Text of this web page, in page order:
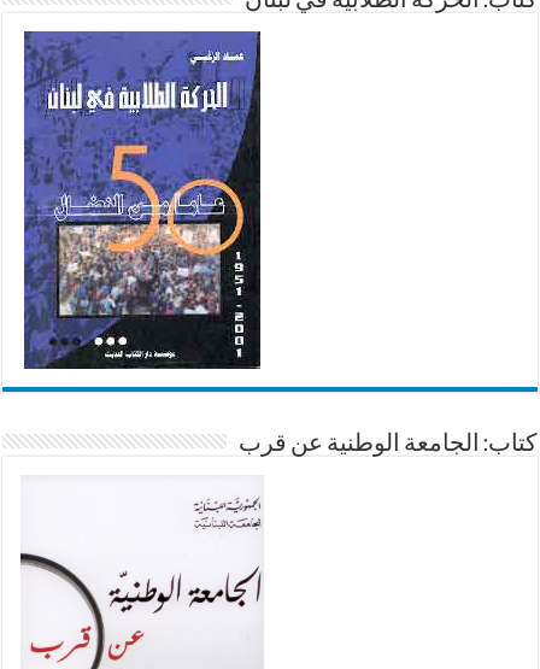
كتاب: الجامعة الوطنية عن قرب